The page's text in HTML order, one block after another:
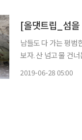
남들도 다 가는 평범
보자. 산 넘고 물 건
2019-06-28 05:00